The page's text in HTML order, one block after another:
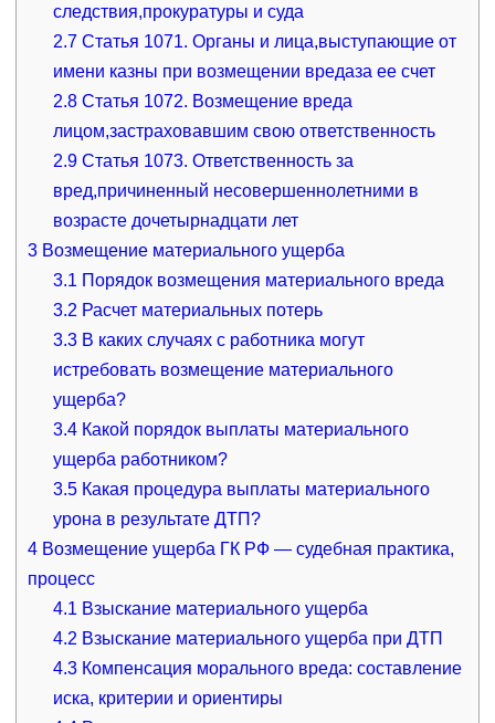
следствия,прокуратуры и суда
2.7 Статья 1071. Органы и лица,выступающие от
имени казны при возмещении вредаза ее счет
2.8 Статья 1072. Возмещение вреда
лицом,застраховавшим свою ответственность
2.9 Статья 1073. Ответственность за
вред,причиненный несовершеннолетними в
возрасте дочетырнадцати лет
3Возмещение материального ущерба
3.1 Порядок возмещения материального вреда
3.2 Расчет материальных потерь
3.3 В каких случаях с работника могут
истребовать возмещение материального
ущерба?
3.4 Какой порядок выплаты материального
ущерба работником?
3.5 Какая процедура выплаты материального
урона в результате ДТП?
4Возмещение ущерба ГК РФ — судебная практика,
процесс
4.1 Взыскание материального ущерба
4.2 Взыскание материального ущерба при ДТП
4.3 Компенсация морального вреда: составление
иска, критерии и ориентиры